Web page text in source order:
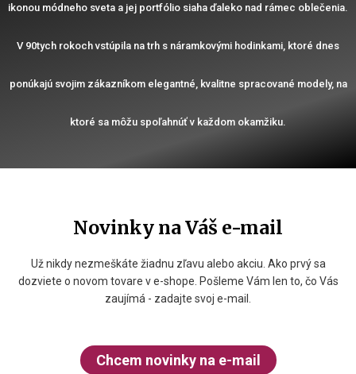
ikonou módneho sveta a jej portfólio siaha ďaleko nad rámec oblečenia.
V 90tych rokoch vstúpila na trh s náramkovými hodinkami, ktoré dnes
ponúkajú svojim zákazníkom elegantné, kvalitne spracované modely, na
ktoré sa môžu spoľahnúť v každom okamžiku.
Novinky na Váš e-mail
Už nikdy nezmeškáte žiadnu zľavu alebo akciu. Ako prvý sa
dozviete o novom tovare v e-shope. Pošleme Vám len to, čo Vás
zaujímá - zadajte svoj e-mail.
Chcem novinky na e-mail